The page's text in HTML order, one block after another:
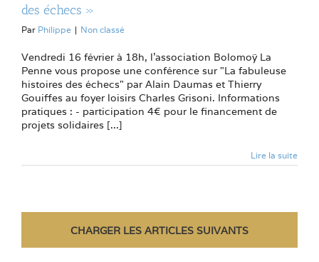
des échecs »
Par Philippe | Non classé
Vendredi 16 février à 18h, l'association Bolomoÿ La
Penne vous propose une conférence sur "La fabuleuse
histoires des échecs" par Alain Daumas et Thierry
Gouiffes au foyer loisirs Charles Grisoni. Informations
pratiques : - participation 4€ pour le financement de
projets solidaires [...]
Lire la suite
CHARGER LES ARTICLES SUIVANTS